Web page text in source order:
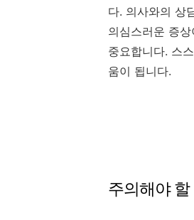
다. 의사와의 상
의심스러운 증
중요합니다. 스
움이 됩니다.
주의해야